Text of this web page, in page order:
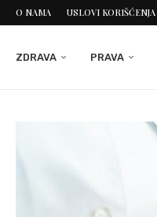
O NAMA USLOVI KORIŠĆENJA
ZDRAVA PRAVA